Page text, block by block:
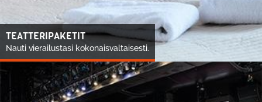
TEATTERIPAKETIT
Nauti vierailustasi kokonaisvaltaisesti.